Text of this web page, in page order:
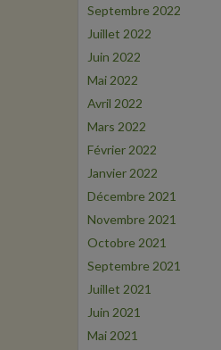
Septembre 2022
Juillet 2022
Juin 2022
Mai 2022
Avril 2022
Mars 2022
Février 2022
Janvier 2022
Décembre 2021
Novembre 2021
Octobre 2021
Septembre 2021
Juillet 2021
Juin 2021
Mai 2021